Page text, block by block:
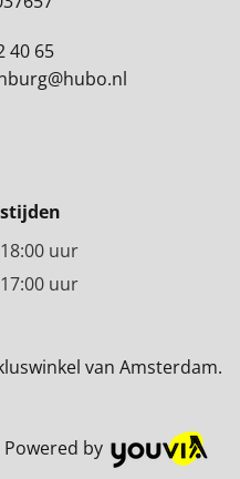
40 65
uur
uur
van Amsterdam.
Powered by